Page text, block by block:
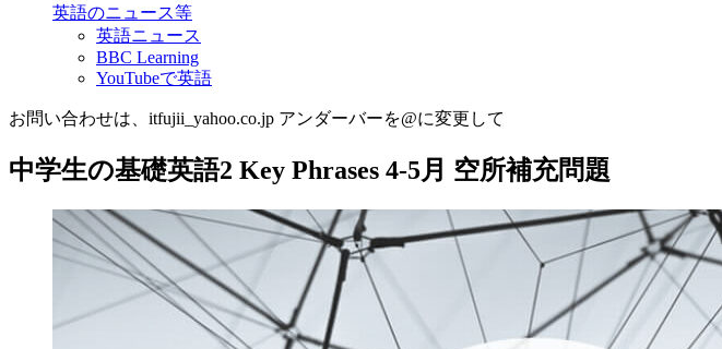
英語のニュース等
英語ニュース
BBC Learning
YouTubeで英語
お問い合わせは、itfujii_yahoo.co.jp アンダーバーを@に変更して
中学生の基礎英語2 Key Phrases 4-5月 空所補充問題